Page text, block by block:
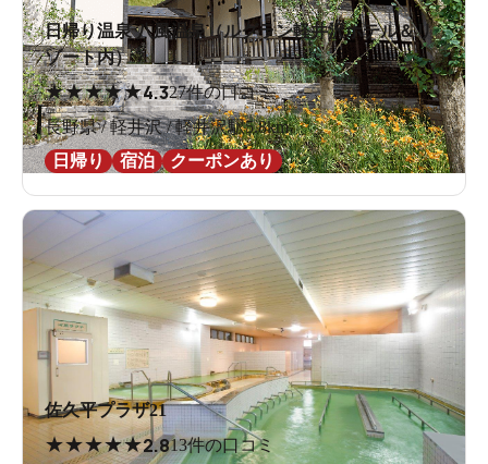
日帰り温泉 八風温泉（ルグラン軽井沢ホテル＆リ
ゾート内）
★★★★★4.327件の口コミ
長野県 / 軽井沢 / 軽井沢駅5.8km
日帰り
宿泊 クーポンあり
佐久平プラザ21
★★★★★2.813件の口コミ